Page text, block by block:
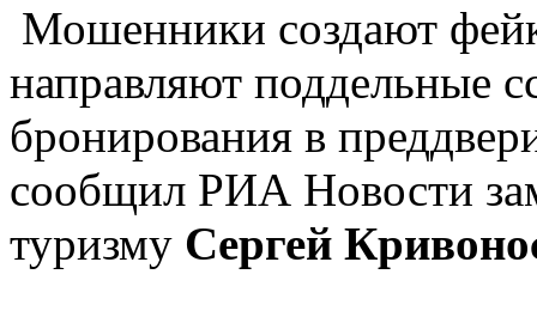
Мошенники создают
направляют поддельные
бронирования в
сообщил РИА Новости
туризму Сергей